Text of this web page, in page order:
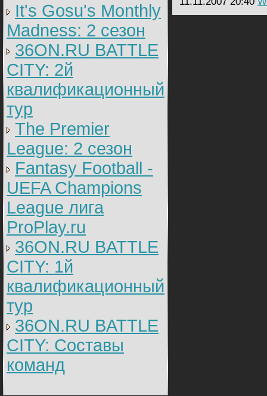
It's Gosu's Monthly
Madness: 2 сезон
36ON.RU BATTLE
CITY: 2й
квалификационный
тур
The Premier
League: 2 cезон
Fantasy Football -
UEFA Champions
League лига
ProPlay.ru
36ON.RU BATTLE
CITY: 1й
квалификационный
тур
36ON.RU BATTLE
CITY: Составы
команд